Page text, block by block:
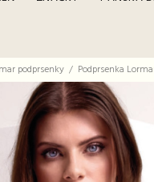
podprsenky Podprsenka